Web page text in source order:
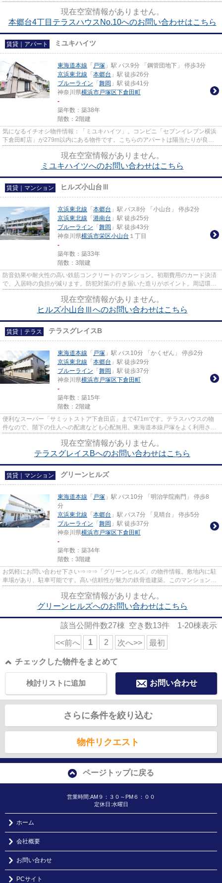
現在空室情報がありません。
本郷台4丁目テラスハウスNo.10へのお問い合わせはこちら
賃貸｜アパート ミユキハイツ
東海道本線 「 戸塚 」駅 バス9分 「鋼管団地下」 停歩3分
京浜東北線 「 本郷台 」駅 徒歩26分
ブルーライン 「 舞岡 」駅 徒歩41分
神奈川県横浜市戸塚区下倉田町
-
築年数：築38年
階数：2階建
気になるイチオシ物件情報：「ミユキハイツ」。コンビニ「セブンイレブン横浜
下倉田町店」が279m以内にある物件です。こちらのアパートは陽当たりが良好
現在空室情報がありません。
ミユキハイツへのお問い合わせはこちら
賃貸｜マンション ヒルズ小山台Ⅲ
京浜東北線 「 本郷台 」駅 バス8分 「小山台」 停歩2分
京浜東北線 「 港南台 」駅 徒歩25分
ブルーライン 「 舞岡 」駅 徒歩43分
神奈川県横浜市栄区小山台 １丁目
-
築年数：築33年
階数：3階建
防音効果や耐火性の高い鉄筋コンクリートのマンション。初期費用のカード決済
で、入居時の負担が減ります。防犯対策の行き届いた造りがポイント。周辺環境
現在空室情報がありません。
ヒルズ小山台Ⅲへのお問い合わせはこちら
賃貸｜テラス テラスグレイスB
東海道本線 「 戸塚 」駅 バス10分 「かくぜん」 停歩2分
京浜東北線 「 本郷台 」駅 徒歩29分
ブルーライン 「 舞岡 」駅 徒歩37分
神奈川県横浜市戸塚区下倉田町
-
築年数：築15年
階数：2階建
便利なスーパー「サミットストア下倉田店」まで471mです。テラスハウスの物
件なので、階下の住人への配慮なども心配無用。東海道本線戸塚をよく利用され
現在空室情報がありません。
テラスグレイスBへのお問い合わせはこちら
賃貸｜マンション グリーンヒルズ
東海道本線 「 戸塚 」駅 バス10分 「明治学院南門」 停歩8
分
京浜東北線 「 本郷台 」駅 バス7分 「見晴台」 停歩5分
ブルーライン 「 舞岡 」駅 徒歩37分
神奈川県横浜市戸塚区下倉田町
-
築年数：築34年
階数：3階建
お気軽にお問い合わせ下さい⇒⇒⇒「グリーンヒルズ」の物件情報。敷地内に駐
車場があり、駐車可能です。高い信頼性が魅力の鉄骨造建築。このマンション
現在空室情報がありません。
グリーンヒルズへのお問い合わせはこちら
該当公開件数27棟 空き数13件 1-20棟表示
<<前へ 1 2 次へ>> 最初
チェックした物件をまとめて
お問い合わせ
検討リストに追加
さらに条件を絞り込む
物件リクエスト
ページトップに戻る
営業時間:AM９：３０～PM６：００
定休日:水曜日
ホーム
会社概要
お問い合わせ
PCサイト